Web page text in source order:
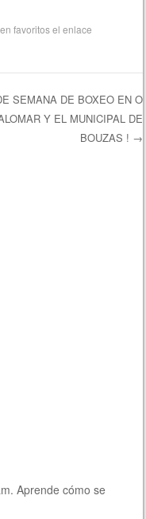
en favoritos elenlace
SEMANA DE BOXEO EN O
Y EL MUNICIPAL DE
BOUZAS ! →
Aprende cómo se